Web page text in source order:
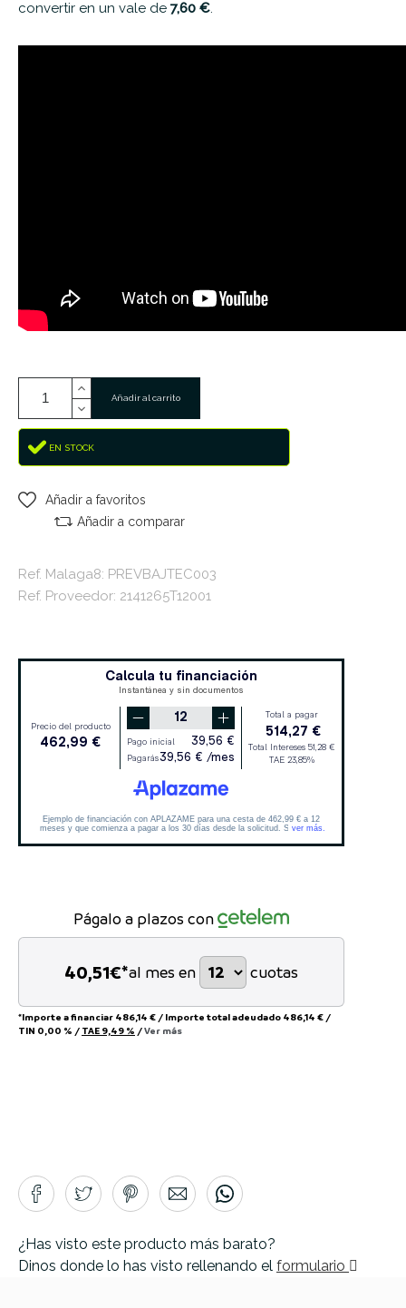
convertir en un vale de 7,60 €.
Añadir al carrito
EN STOCK
Añadir a favoritos
Añadir a comparar
Ref. Malaga8: PREVBAJTEC003
Ref. Proveedor: 2141265T12001
Págalo a plazos con
40,51€*al mes en cuotas
*Importe a financiar 486,14 € / Importe total adeudado 486,14 € /
TIN 0,00 % / TAE 9,49 % /Ver más
¿Has visto este producto más barato?
Dinos donde lo has visto rellenando el formulario